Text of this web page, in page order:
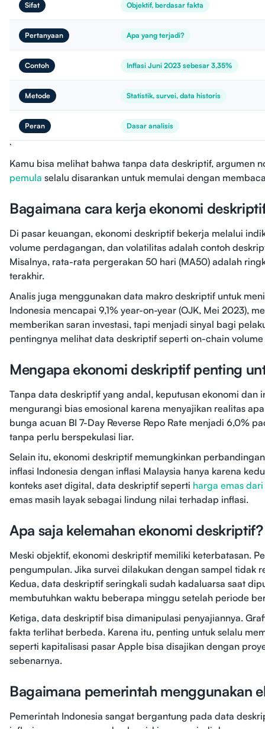
Sifat Objektif, berdasar fakta
Pertanyaan Apa yang terjadi?
Contoh Inflasi Juni 2023 sebesar 3,35%
Metode Statistik, survei, data historis
Peran Dasar analisis
Kamu bisa melihat bahwa tanpa data deskriptif, argumen
pemula selalu disarankan untuk memulai dengan
Bagaimana cara kerja ekonomi
Di pasar keuangan, ekonomi deskriptif bekerja melalui
volume perdagangan, dan volatilitas adalah contoh
Misalnya, rata-rata pergerakan 50 hari (MA50) adalah
terakhir.
Analis juga menggunakan data makro deskriptif untuk
Indonesia mencapai 9,1% year-on-year (OJK, Mei 2023),
memberikan saran investasi, tapi menjadi sinyal bagi
pentingnya melihat data deskriptif seperti on-chain
Mengapa ekonomi deskriptif penting
Tanpa data deskriptif yang andal, keputusan ekonomi dan
mengurangi bias emosional karena menyajikan realitas
bunga acuan BI 7-Day Reverse Repo Rate menjadi 6,0%
tanpa perlu berspekulasi liar.
Selain itu, ekonomi deskriptif memungkinkan
inflasi Indonesia dengan inflasi Malaysia hanya karena
konteks aset digital, data deskriptif seperti harga emas
emas masih layak sebagai lindung nilai terhadap inflasi.
Apa saja kelemahan ekonomi deskriptif?
Meski objektif, ekonomi deskriptif memiliki keterbatasan.
pengumpulan. Jika survei dilakukan dengan sampel tidak
Kedua, data deskriptif seringkali sudah kadaluarsa saat
membutuhkan waktu beberapa minggu setelah periode
Ketiga, data deskriptif bisa dimanipulasi penyajiannya.
fakta terlihat berbeda. Karena itu, penting untuk selalu
seperti kapitalisasi pasar Apple bisa disajikan dengan
sebenarnya.
Bagaimana pemerintah menggunakan
Pemerintah Indonesia sangat bergantung pada data